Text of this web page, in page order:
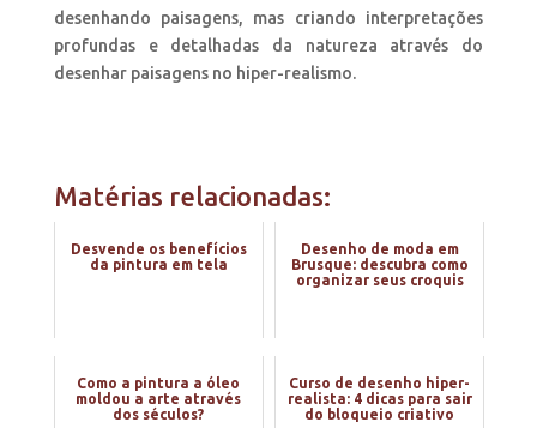
desenhando paisagens, mas criando interpretações
profundas e detalhadas da natureza através do
desenhar paisagens no hiper-realismo.
Matérias relacionadas:
Desvende os benefícios
da pintura em tela
Desenho de moda em
Brusque: descubra como
organizar seus croquis
Como a pintura a óleo
moldou a arte através
dos séculos?
Curso de desenho hiper-
realista: 4 dicas para sair
do bloqueio criativo